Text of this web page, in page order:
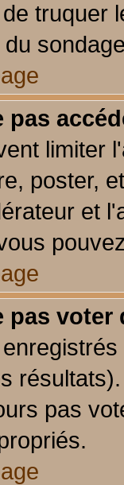
truquer
limiter
poster,
et
pas voter
pas